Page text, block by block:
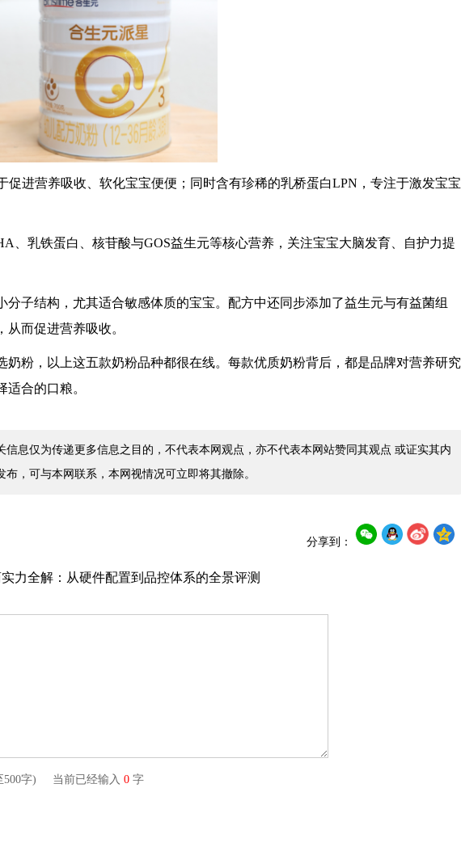
促进营养吸收、软化宝宝便便；同时含有珍稀的乳桥蛋白LPN，专注于激发宝宝
、乳铁蛋白、核苷酸与GOS益生元等核心营养，关注宝宝大脑发育、自护力提
分子结构，尤其适合敏感体质的宝宝。配方中还同步添加了益生元与有益菌组
而促进营养吸收。
奶粉，以上这五款奶粉品种都很在线。每款优质奶粉背后，都是品牌对营养研究
合的口粮。
息仅为传递更多信息之目的，不代表本网观点，亦不代表本网站赞同其观点 或证实其内
，可与本网联系，本网视情况可立即将其撤除。
分享到：
力全解：从硬件配置到品控体系的全景评测
500字) 当前已经输入 0 字